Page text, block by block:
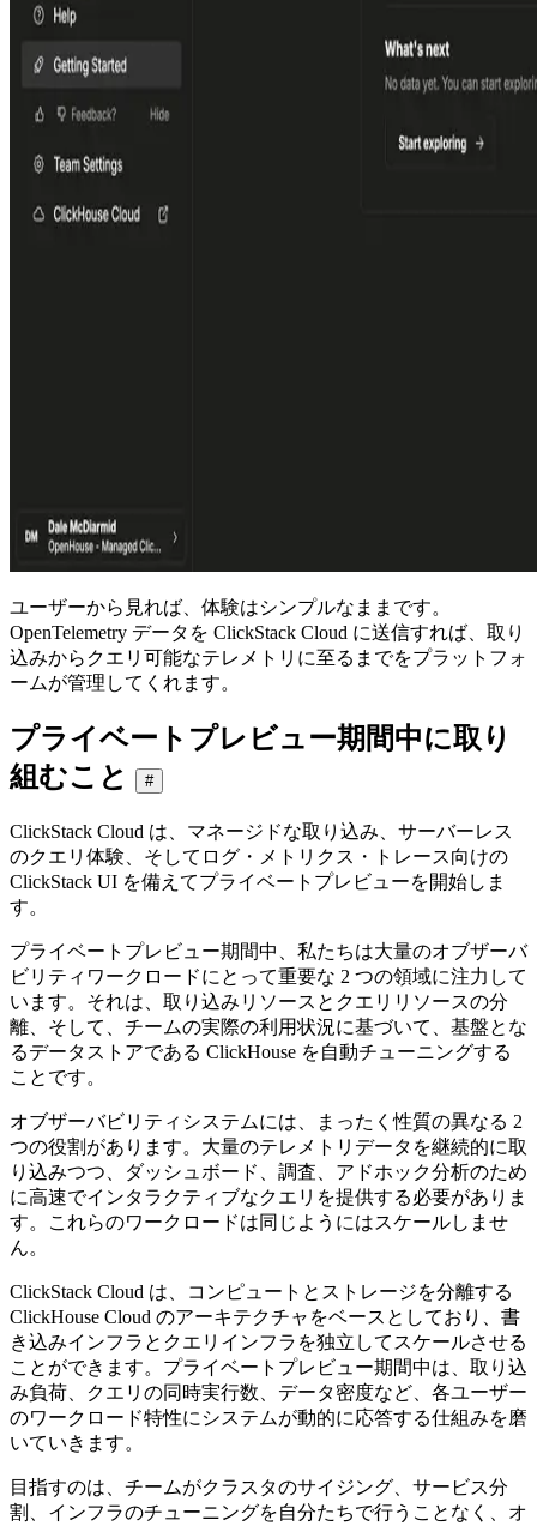
ユーザーから見れば、体験はシンプルなままです。
OpenTelemetry データを ClickStack Cloud に送信すれば、取り
込みからクエリ可能なテレメトリに至るまでをプラットフォ
ームが管理してくれます。
プライベートプレビュー期間中に取り
組むこと
#
ClickStack Cloud は、マネージドな取り込み、サーバーレス
のクエリ体験、そしてログ・メトリクス・トレース向けの
ClickStack UI を備えてプライベートプレビューを開始しま
す。
プライベートプレビュー期間中、私たちは大量のオブザーバ
ビリティワークロードにとって重要な 2 つの領域に注力して
います。それは、取り込みリソースとクエリリソースの分
離、そして、チームの実際の利用状況に基づいて、基盤とな
るデータストアである ClickHouse を自動チューニングする
ことです。
オブザーバビリティシステムには、まったく性質の異なる 2
つの役割があります。大量のテレメトリデータを継続的に取
り込みつつ、ダッシュボード、調査、アドホック分析のため
に高速でインタラクティブなクエリを提供する必要がありま
す。これらのワークロードは同じようにはスケールしませ
ん。
ClickStack Cloud は、コンピュートとストレージを分離する
ClickHouse Cloud のアーキテクチャをベースとしており、書
き込みインフラとクエリインフラを独立してスケールさせる
ことができます。プライベートプレビュー期間中は、取り込
み負荷、クエリの同時実行数、データ密度など、各ユーザー
のワークロード特性にシステムが動的に応答する仕組みを磨
いていきます。
目指すのは、チームがクラスタのサイジング、サービス分
割、インフラのチューニングを自分たちで行うことなく、オ